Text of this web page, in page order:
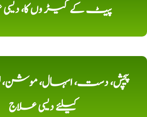
پیٹ کے کیڑ وں کا،
پیچش، دست، اسہال،
کیلئے دیسی علاج